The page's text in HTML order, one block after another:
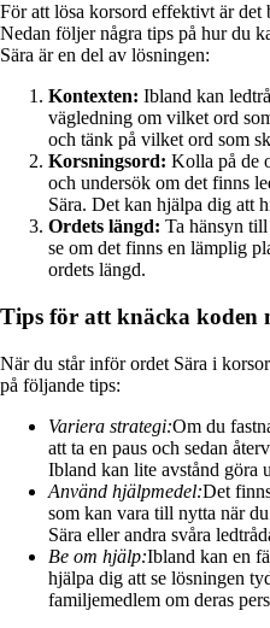
För att lösa korsord effektivt är det
Nedan följer några tips på hur du
Sära är en del av lösningen:
Kontexten: Ibland kan
vägledning om vilket ord
och tänk på vilket ord som
Korsningsord: Kolla på de
och undersök om det finns
Sära. Det kan hjälpa dig att
Ordets längd: Ta hänsyn
se om det finns en lämplig
ordets längd.
Tips för att knäcka koden
När du står inför ordet Sära i
på följande tips:
Variera strategi:Om du
att ta en paus och sedan
Ibland kan lite avstånd göra
Använd hjälpmedel:Det
som kan vara till nytta när
Sära eller andra svåra
Be om hjälp:Ibland kan en
hjälpa dig att se lösningen
familjemedlem om deras